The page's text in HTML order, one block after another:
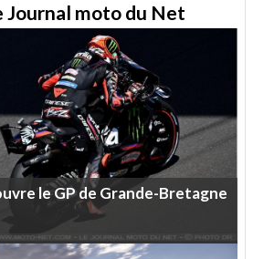
Journal moto du Net
leGPde Grande-Bretagne